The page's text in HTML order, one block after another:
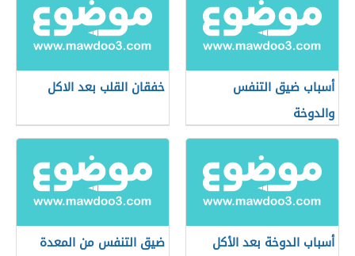
أسباب ضيق التنفس
والدوخة
خفقان القلب بعد الاكل
أسباب الدوخة بعد الأكل ضيق التنفس من المعدة